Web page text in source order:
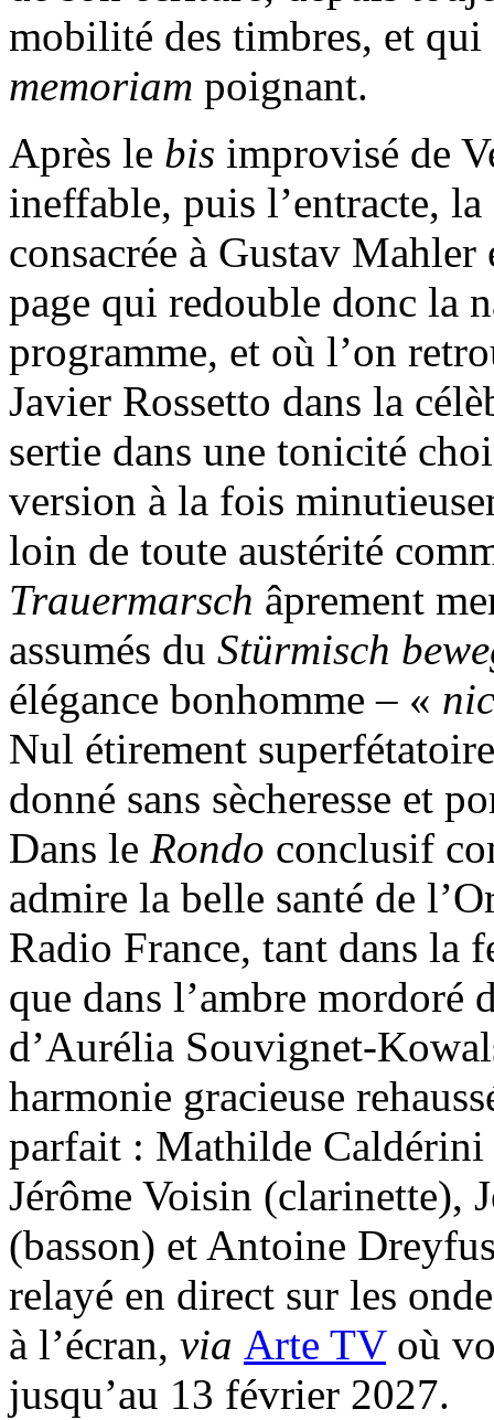
mobilité des timbres, et
memoriam poignant.
Après le bis improvisé de
ineffable, puis l’entracte,
consacrée à Gustav Mahler
page qui redouble donc la
programme, et où l’on
Javier Rossetto dans la
sertie dans une tonicité
version à la fois
loin de toute austérité
Trauermarsch âprement
assumés du Stürmisch
élégance bonhomme – «
Nul étirement
donné sans sècheresse et
Dans le Rondo conclusif
admire la belle santé de
Radio France, tant dans la
que dans l’ambre mordoré
d’Aurélia Souvignet-
harmonie gracieuse
parfait : Mathilde
Jérôme Voisin (clarinette),
(basson) et Antoine
relayé en direct sur les
à l’écran, via Arte TVoù
jusqu’au 13 février 2027.